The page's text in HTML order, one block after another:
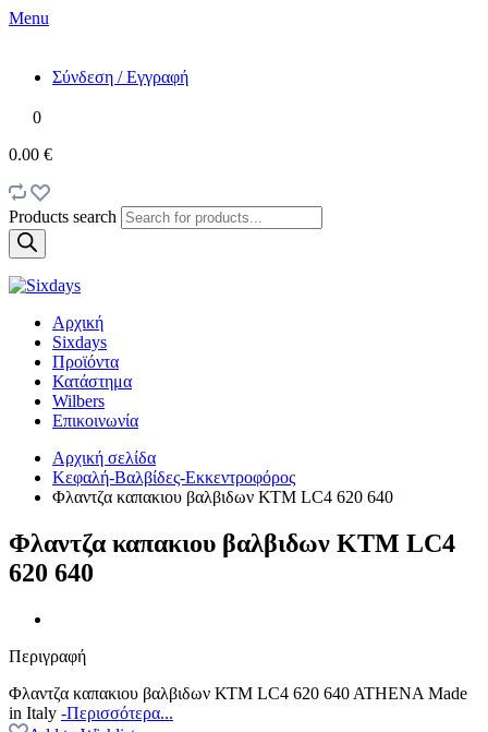
Menu
Σύνδεση / Εγγραφή
0
0.00 €
Products search
Αρχική
Sixdays
Προϊόντα
Κατάστημα
Wilbers
Επικοινωνία
Αρχική σελίδα
Κεφαλή-Βαλβίδες-Εκκεντροφόρος
Φλαντζα καπακιου βαλβιδων ΚΤΜ LC4 620 640
Φλαντζα καπακιου βαλβιδων ΚΤΜ LC4
620 640
Περιγραφή
Φλαντζα καπακιου βαλβιδων ΚΤΜ LC4 620 640 ATHENA Made
in Italy -Περισσότερα...